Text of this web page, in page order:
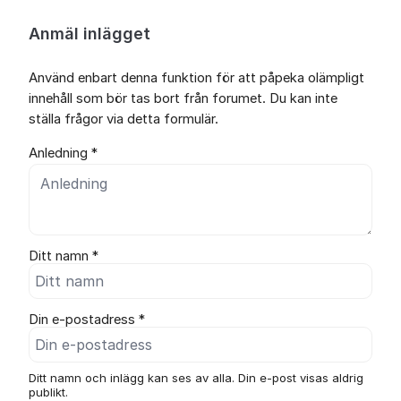
Anmäl inlägget
Använd enbart denna funktion för att påpeka olämpligt
innehåll som bör tas bort från forumet. Du kan inte
ställa frågor via detta formulär.
Anledning *
Ditt namn *
Din e-postadress *
Ditt namn och inlägg kan ses av alla. Din e-post visas aldrig
publikt.